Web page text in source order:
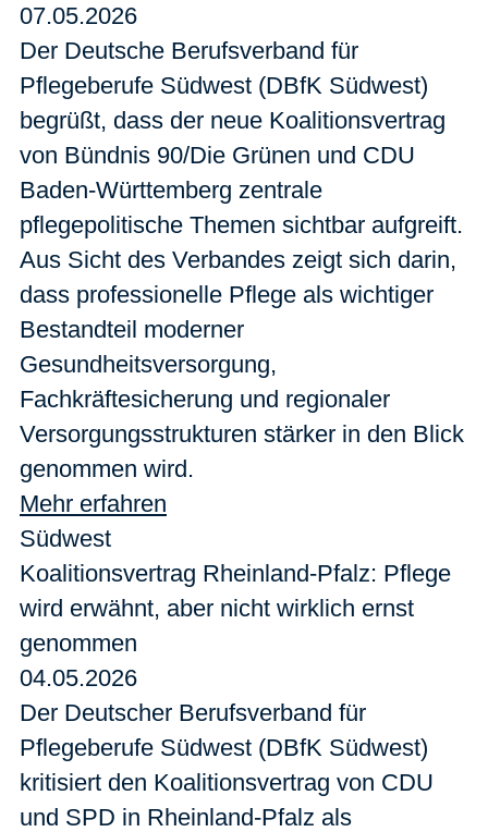
07.05.2026
Der Deutsche Berufsverband für
Pflegeberufe Südwest (DBfK Südwest)
begrüßt, dass der neue Koalitionsvertrag
von Bündnis 90/Die Grünen und CDU
Baden-Württemberg zentrale
pflegepolitische Themen sichtbar aufgreift.
Aus Sicht des Verbandes zeigt sich darin,
dass professionelle Pflege als wichtiger
Bestandteil moderner
Gesundheitsversorgung,
Fachkräftesicherung und regionaler
Versorgungsstrukturen stärker in den Blick
genommen wird.
Mehr erfahren
Südwest
Koalitionsvertrag Rheinland-Pfalz: Pflege
wird erwähnt, aber nicht wirklich ernst
genommen
04.05.2026
Der Deutscher Berufsverband für
Pflegeberufe Südwest (DBfK Südwest)
kritisiert den Koalitionsvertrag von CDU
und SPD in Rheinland-Pfalz als